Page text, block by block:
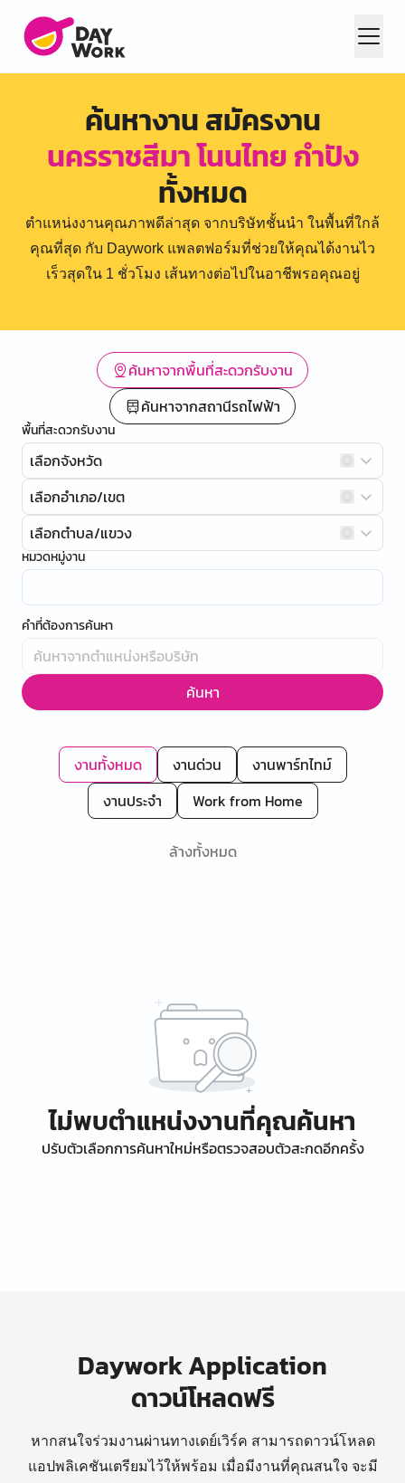
ค้นหางาน สมัครงาน
นครราชสีมา โนนไทย กำปัง
ทั้งหมด
ตำแหน่งงานคุณภาพดีล่าสุด จากบริษัทชั้นนำ ในพื้นที่ใกล้
คุณที่สุด กับ Daywork แพลตฟอร์มที่ช่วยให้คุณได้งานไว
เร็วสุดใน 1 ชั่วโมง เส้นทางต่อไปในอาชีพรอคุณอยู่
ค้นหาจากพื้นที่สะดวกรับงาน
ค้นหาจากสถานีรถไฟฟ้า
พื้นที่สะดวกรับงาน
เลือกจังหวัด
เลือกอำเภอ/เขต
เลือกตำบล/แขวง
หมวดหมู่งาน
คำที่ต้องการค้นหา
ค้นหา
งานทั้งหมด งานด่วน
งานพาร์ทไทม์
งานประจำ
Work from Home
ล้างทั้งหมด
ไม่พบตำแหน่งงานที่คุณค้นหา
ปรับตัวเลือกการค้นหาใหม่หรือตรวจสอบตัวสะกดอีกครั้ง
Daywork Application
ดาวน์โหลดฟรี
หากสนใจร่วมงานผ่านทางเดย์เวิร์ค สามารถดาวน์โหลด
แอปพลิเคชันเตรียมไว้ให้พร้อม เมื่อมีงานที่คุณสนใจ จะมี